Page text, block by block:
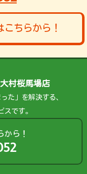
こちらから！
村桜馬場店
た」を解決する、
スです。
から！